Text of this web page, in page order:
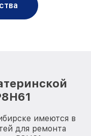
имеются в
для ремонта